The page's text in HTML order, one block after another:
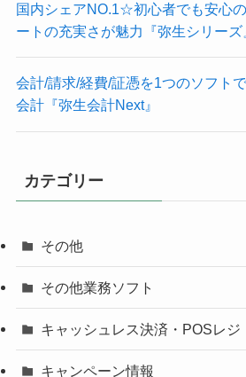
国内シェアNO.1☆初心者でも安心
ートの充実さが魅力『弥生シリーズ
会計/請求/経費/証憑を1つのソフト
会計『弥生会計Next』
カテゴリー
その他
その他業務ソフト
キャッシュレス決済・POSレジ
キャンペーン情報